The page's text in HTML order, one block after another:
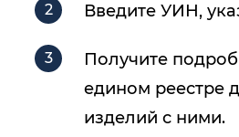
Введите УИН,
Получите
едином реестре
изделий с ними.